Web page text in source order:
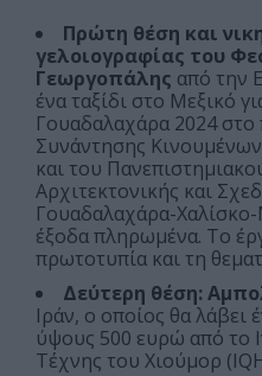
Πρώτη θέση και
γελοιογραφίας του
Γεωργοπάλης από την
ένα ταξίδι στο Μεξικό
Γουαδαλαχάρα 2024 στο
Συνάντησης
και του
Αρχιτεκτονικής και
Γουαδαλαχάρα-
έξοδα πληρωμένα. Το
πρωτοτυπία και τη
Δεύτερη θέση:
Ιράν, ο οποίος θα λάβει
ύψους 500 ευρώ από το
Τέχνης του Χιούμορ